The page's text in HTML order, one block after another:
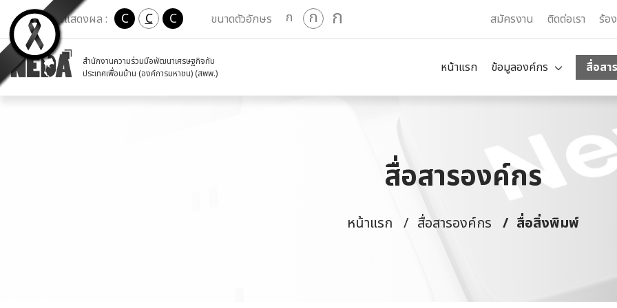
เปลี่ยนการแสดงผล : C C C ขนาดตัวอักษร ก ก ก สมัครงาน ติดต่อเรา ร้อ
สำนักงานความร่วมมือพัฒนาเศรษฐกิจกับ
ประเทศเพื่อนบ้าน (องค์การมหาชน) (สพพ.)
หน้าแรก ข้อมูลองค์กร สื่อสา
สื่อสารองค์กร
หน้าแรก สื่อสารองค์กร สื่อสิ่งพิมพ์